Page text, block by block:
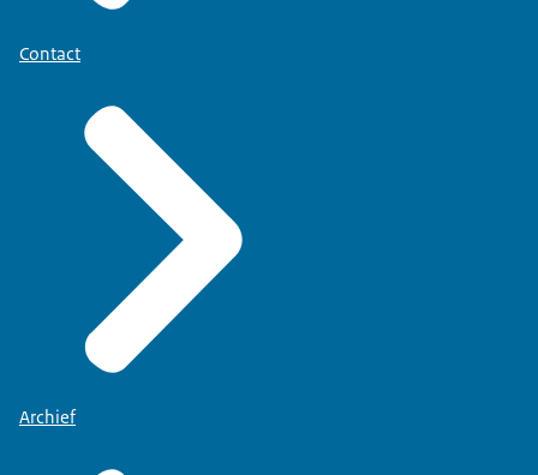
Contact
Archief